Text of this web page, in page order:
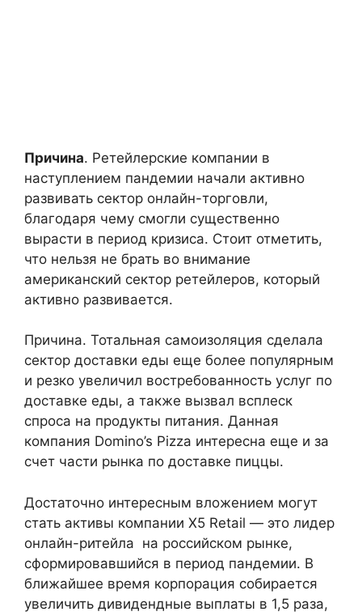
Причина. Ретейлерские компании в
наступлением пандемии начали активно
развивать сектор онлайн-торговли,
благодаря чему смогли существенно
вырасти в период кризиса. Стоит отметить,
что нельзя не брать во внимание
американский сектор ретейлеров, который
активно развивается.
Причина. Тотальная самоизоляция сделала
сектор доставки еды еще более популярным
и резко увеличил востребованность услуг по
доставке еды, а также вызвал всплеск
спроса на продукты питания. Данная
компания Domino’s Pizza интересна еще и за
счет части рынка по доставке пиццы.
Достаточно интересным вложением могут
стать активы компании X5 Retail — это лидер
онлайн-ритейла на российском рынке,
сформировавшийся в период пандемии. В
ближайшее время корпорация собирается
увеличить дивидендные выплаты в 1,5 раза,